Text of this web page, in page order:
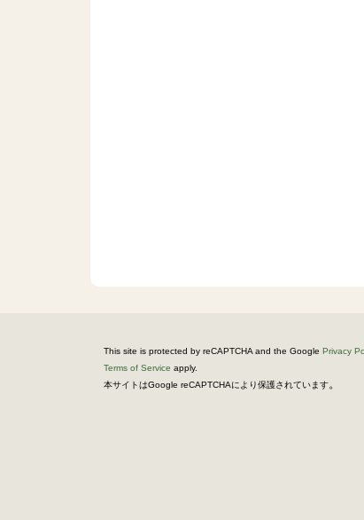
This site is protected by reCAPTCHA and the Google Privacy
Terms of Service apply.
本サイトはGoogle reCAPTCHAにより保護されています。